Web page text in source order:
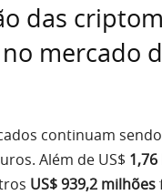
das
mercado
continuam
Além de US$
US$ 939,2 milhões